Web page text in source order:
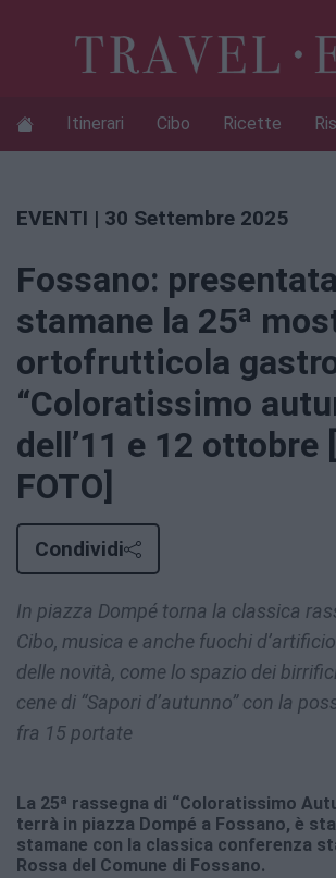
Itinerari Cibo Ricette
EVENTI | 30 Settembre 2025
Fossano: presentata
stamane la 25ª
ortofrutticola
“Coloratissimo
dell’11 e 12 ottobre
FOTO]
Condividi
In piazza Dompé torna la classica
Cibo, musica e anche fuochi
delle novità, come lo spazio dei
cene di “Sapori d’autunno” con la
fra 15 portate
La 25ª rassegna di “Coloratissimo
terrà in piazza Dompé a Fossano, è
stamane con la classica conferenza
Rossa del Comune di Fossano.